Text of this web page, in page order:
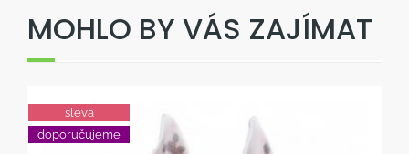
MOHLO BY VÁS ZAJÍMAT
sleva
doporučujeme